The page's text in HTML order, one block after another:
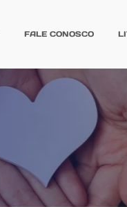
FALE CONOSCO